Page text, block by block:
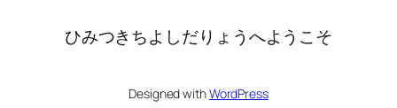
ひみつきちよしだりょうへようこそ
Designed withWordPress